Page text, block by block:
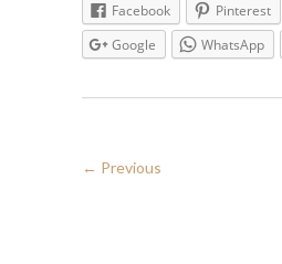
Facebook Pinterest
Google
WhatsApp
← Previous